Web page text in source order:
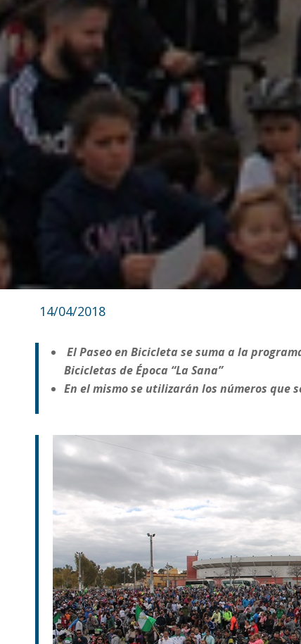
14/04/2018
El Paseo en Bicicleta se suma a la
Bicicletas de Época “La Sana”
En el mismo se utilizarán los números